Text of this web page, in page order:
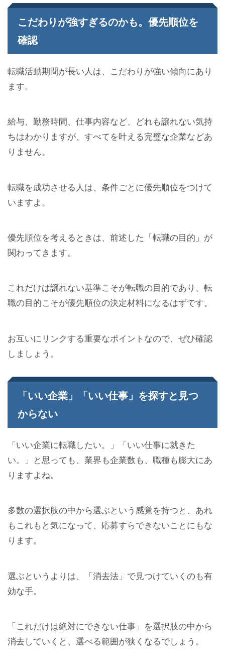
こだわりが強すぎるのかも。優先順位を
確認
転職活動期間が長い人は、こだわりが強い傾向にあり
ます。
給与、勤務時間、仕事内容など、どれも譲れない気持
ちはわかりますが、すべてを叶える完璧な企業などあ
りません。
転職を成功させる人は、条件ごとに優先順位をつけて
いますよ。
優先順位を考えるときは、前述した「転職の目的」が
関わってきます。
これだけは譲れない基準こそが転職の目的であり、転
職の目的こそが優先順位の決定材料になるはずです。
お互いにリンクする重要なポイントなので、ぜひ確認
しましょう。
「いい企業」「いい仕事」を探すと見つ
からない
「いい企業に転職したい。」「いい仕事に就きた
い。」と思っても、業界も企業数も、職種も膨大にあ
りますよね。
多数の選択肢の中から選ぶという感覚を持つと、あれ
もこれもと気になって、応募すらできないことにもな
ります。
選ぶというよりは、「消去法」で見つけていくのも有
効な手。
「これだけは絶対にできない仕事」を選択肢の中から
消去していくと、選べる範囲が狭くなるでしょう。